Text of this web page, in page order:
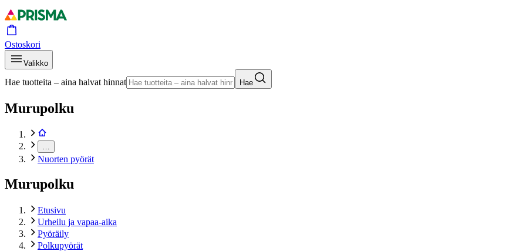
Ostoskori
Valikko
Hae tuotteita – aina halvat hinnat Hae
Murupolku
Nuorten pyörät
Murupolku
Etusivu
Urheilu ja vapaa-aika
Pyöräily
Polkupyörät